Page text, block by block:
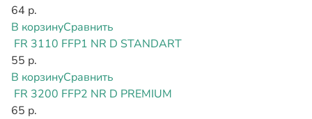
64 р.
В корзинуСравнить
FR 3110 FFP1 NR D STANDART
55 р.
В корзинуСравнить
FR 3200 FFP2 NR D PREMIUM
65 р.